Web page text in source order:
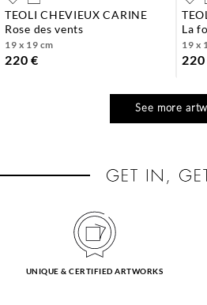
TEOLI CHEVIEUX CARINE
rose des vents
19 x 19 cm
220 €
la
19 x
220
See more
UNIQUE & CERTIFIED ARTWORKS